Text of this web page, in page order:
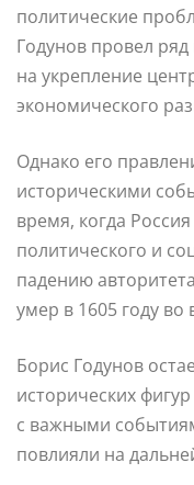
политические
Годунов провел
на укрепление
экономического
Однако его
историческими
время, когда
политического и
падению
умер в 1605 году
Борис Годунов
исторических
с важными
повлияли на